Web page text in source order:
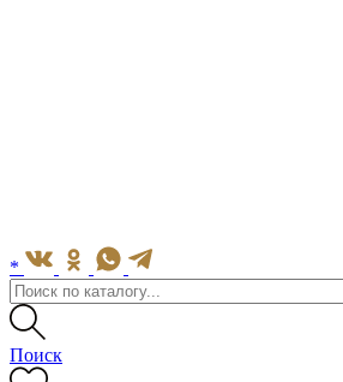
*
Поиск